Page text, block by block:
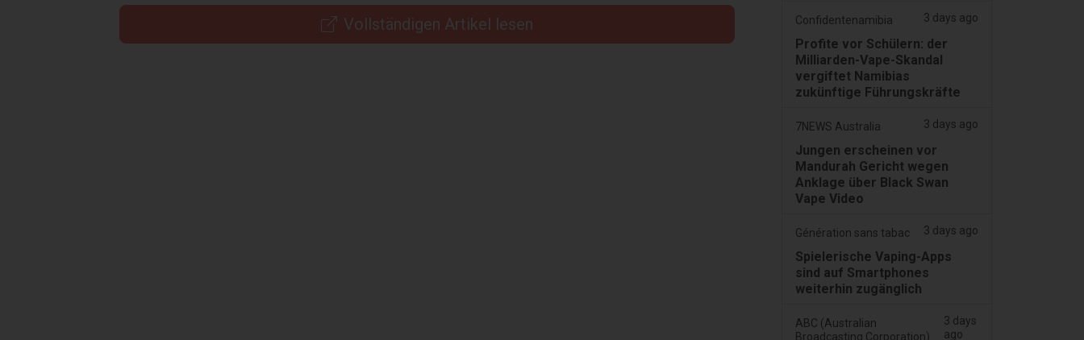
Vollständigen Artikel lesen Confidentenamibia 3 days ago
Profite vor Schülern: der
Milliarden-Vape-Skandal
vergiftet Namibias
zukünftige Führungskräfte
7NEWS Australia 3 days ago
Jungen erscheinen vor
Mandurah Gericht wegen
Anklage über Black Swan
Vape Video
Génération sans tabac 3 days ago
Spielerische Vaping-Apps
sind auf Smartphones
weiterhin zugänglich
ABC (Australian
Broadcasting Corporation)
3 days
ago